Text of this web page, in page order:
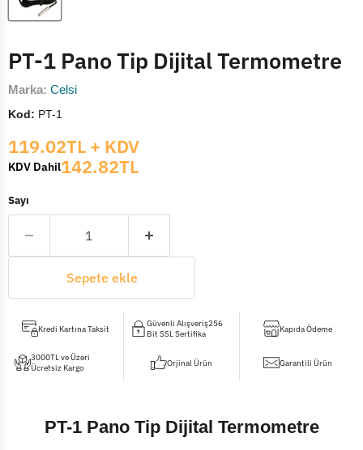
PT-1 Pano Tip Dijital Termometre
Marka: Celsi
Kod: PT-1
Mevcut fiyat
119.02TL + KDV
KDV Dahil142.82TL
Sayı
Sepete ekle
Kredi Kartına Taksit
Güvenli Alışveriş256
Bit SSL Sertifika
Kapıda Ödeme
3000TL ve Üzeri
Ücretsiz Kargo
Orjinal Ürün Garantili Ürün
PT-1 Pano Tip Dijital Termometre